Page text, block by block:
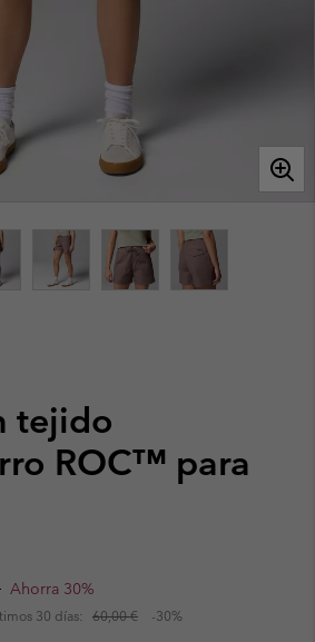
tejido
ROC™ para
Ahorra 30%
30 días: 60,00 € -30%